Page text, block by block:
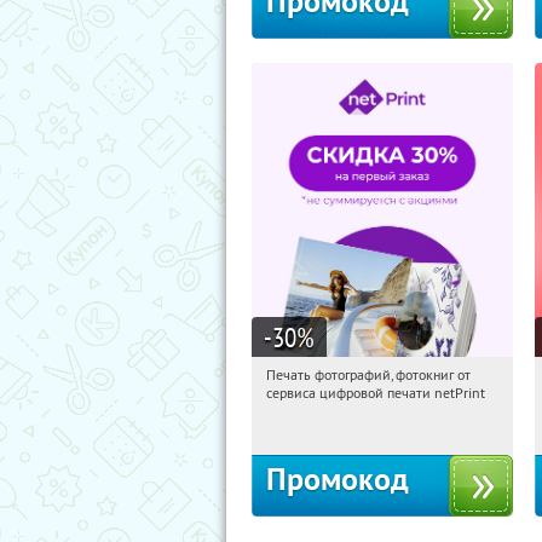
-30%
17:02:45 Получили:
Печать фотографий, фотокниг от
сервиса цифровой печати netPrint
Промокод